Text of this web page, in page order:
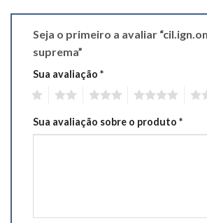
Seja o primeiro a avaliar
suprema”
Sua avaliação *
Sua avaliação sobre o produto *